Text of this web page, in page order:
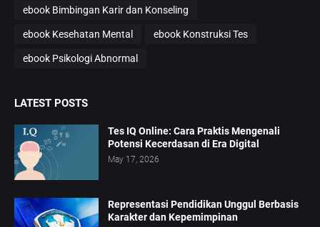
ebook Bimbingan Karir dan Konseling
ebook Kesehatan Mental ebook Konstruksi Tes
ebook Psikologi Abnormal
LATEST POSTS
Tes IQ Online: Cara Praktis Mengenali
Potensi Kecerdasan di Era Digital
May 17, 2026
Representasi Pendidikan Unggul Berbasis
Karakter dan Kepemimpinan